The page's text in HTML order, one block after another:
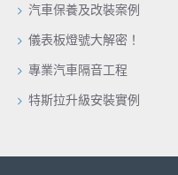
汽車保養及改裝案例
儀表板燈號大解密！
專業汽車隔音工程
特斯拉升級安裝實例